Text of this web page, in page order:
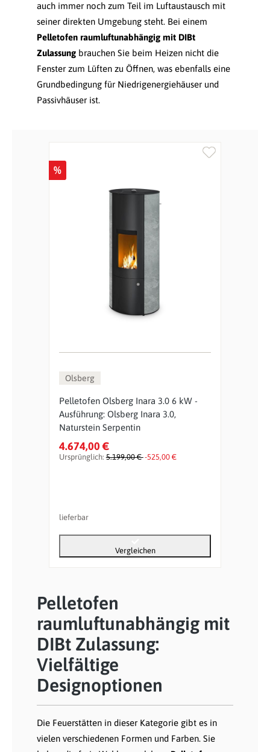
auch immer noch zum Teil im Luftaustausch mit
seiner direkten Umgebung steht. Bei einem
Pelletofen raumluftunabhängig mit DIBt
Zulassung brauchen Sie beim Heizen nicht die
Fenster zum Lüften zu Öffnen, was ebenfalls eine
Grundbedingung für Niedrigenergiehäuser und
Passivhäuser ist.
%
Olsberg
Pelletofen Olsberg Inara 3.0 6 kW -
Ausführung: Olsberg Inara 3.0,
Naturstein Serpentin
4.674,00 €
Ursprünglich:5.199,00 €-525,00 €
lieferbar
Vergleichen
Pelletofen
raumluftunabhängig mit
DIBt Zulassung:
Vielfältige
Designoptionen
Die Feuerstätten in dieser Kategorie gibt es in
vielen verschiedenen Formen und Farben. Sie